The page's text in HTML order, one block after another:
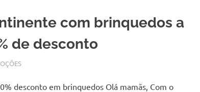
com brinquedos a
de desconto
8, 2017
desconto em brinquedos Olá mamãs, Com o